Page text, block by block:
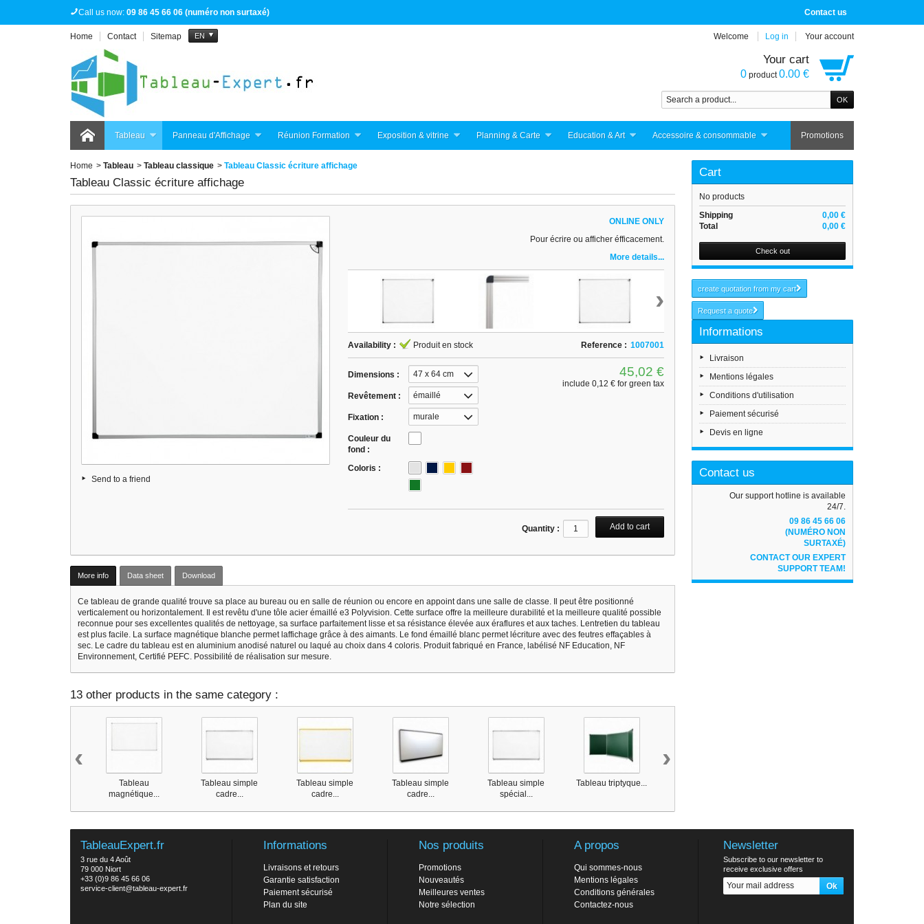
Contact us
Call us now: 09 86 45 66 06 (numéro non surtaxé)
Home Contact Sitemap EN Welcome Log in Your account
Your cart
0 product0.00 €
Promotions
Tableau Panneau d'Affichage Réunion Formation Exposition & vitrine Planning & Carte Education & Art Accessoire & consommable
Home > Tableau > Tableau classique > Tableau Classic écriture affichage
Tableau Classic écriture affichage
Send to a friend
ONLINE ONLY
Pour écrire ou afficher éfficacement.
More details...
›
Availability : Produit en stock Reference : 1007001
Dimensions : 47 x 64 cm
Revêtement : émaillé
Fixation : murale
Couleur du
fond :
Coloris :
45,02 €
include 0,12 € for green tax
Quantity :
More info Data sheet Download
Ce tableau de grande qualité trouve sa place au bureau ou en salle de réunion ou encore en appoint dans une salle de classe. Il peut être positionné
verticalement ou horizontalement. Il est revêtu d'une tôle acier émaillé e3 Polyvision. Cette surface offre la meilleure durabilité et la meilleure qualité possible
reconnue pour ses excellentes qualités de nettoyage, sa surface parfaitement lisse et sa résistance élevée aux éraflures et aux taches. Lentretien du tableau
est plus facile. La surface magnétique blanche permet laffichage grâce à des aimants. Le fond émaillé blanc permet lécriture avec des feutres effaçables à
sec. Le cadre du tableau est en aluminium anodisé naturel ou laqué au choix dans 4 coloris. Produit fabriqué en France, labélisé NF Education, NF
Environnement, Certifié PEFC. Possibilité de réalisation sur mesure.
13 other products in the same category :
Tableau
magnétique...
Tableau simple
cadre...
Tableau simple
cadre...
Tableau simple
cadre...
Tableau simple
spécial...
Tableau triptyque...
‹ ›
Cart
No products
0,00 €
Shipping
0,00 €
Total
Check out
create quotation from my cart
Request a quote
Informations
Livraison
Mentions légales
Conditions d'utilisation
Paiement sécurisé
Devis en ligne
Contact us
Our support hotline is available
24/7.
09 86 45 66 06
(NUMÉRO NON
SURTAXÉ)
CONTACT OUR EXPERT
SUPPORT TEAM!
TableauExpert.fr
3 rue du 4 Août
79 000 Niort
+33 (0)9 86 45 66 06
service-client@tableau-expert.fr
Informations
Livraisons et retours
Garantie satisfaction
Paiement sécurisé
Plan du site
Nos produits
Promotions
Nouveautés
Meilleures ventes
Notre sélection
A propos
Qui sommes-nous
Mentions légales
Conditions générales
Contactez-nous
Newsletter
Subscribe to our newsletter to
receive exclusive offers